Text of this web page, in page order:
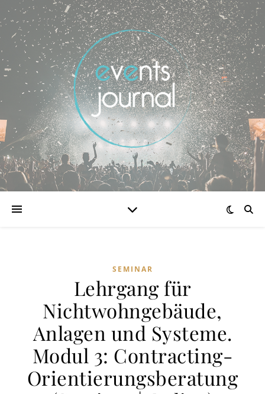
SEMINAR
Lehrgang für
Nichtwohngebäude,
Anlagen und Systeme.
Modul 3: Contracting-
Orientierungsberatung